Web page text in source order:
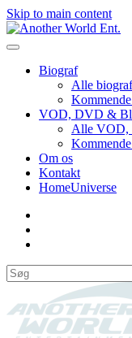
Skip to main content
Biograf
Alle
VOD, DVD &
Alle
Om os
Kontakt
HomeUniverse